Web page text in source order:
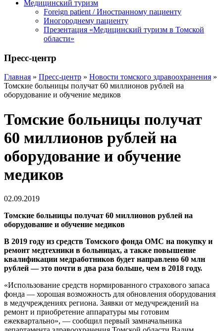
Медицинский туризм
Foreign patient / Иностранному пациенту
Иногороднему пациенту
Презентация «Медицинский туризм в Томской
области»
Пресс-центр
Главная » Пресс-центр » Новости томского здравоохранения »
Томские больницы получат 60 миллионов рублей на
оборудование и обучение медиков
Томские больницы получат
60 миллионов рублей на
оборудование и обучение
медиков
02.09.2019
Томские больницы получат 60 миллионов рублей на
оборудование и обучение медиков
В 2019 году из средств Томского фонда ОМС на покупку и
ремонт медтехники в больницах, а также повышение
квалификации медработников будет направлено 60 млн
рублей — это почти в два раза больше, чем в 2018 году.
«Использование средств нормированного страхового запаса
фонда — хорошая возможность для обновления оборудования
в медучреждениях региона. Заявки от медучреждений на
ремонт и приобретение аппаратуры мы готовим
ежеквартально», — сообщил первый замначальника